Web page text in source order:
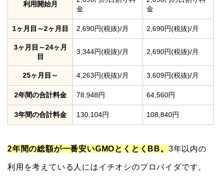
利用開始月
金
金
1ヶ月目～2ヶ月目 2,690円(税抜)/月 2,690円(税抜)/月
3ヶ月目～24ヶ月
目
3,344円(税抜)/月 2,690円(税抜)/月
25ヶ月目～ 4,263円(税抜)/月 3,609円(税抜)/月
2年間の合計料金 78,948円 64,560円
3年間の合計料金 130,104円 108,840円
2年間の総額が一番安いGMOとくとくBB。 3年以内の
利用を考えている人にはイチオシのプロバイダです。